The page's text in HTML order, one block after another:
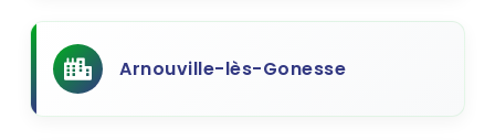
Arnouville-lès-Gonesse